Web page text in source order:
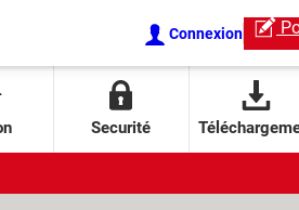
Connexion
Securité